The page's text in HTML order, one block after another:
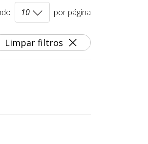
Limpar filtros
por página